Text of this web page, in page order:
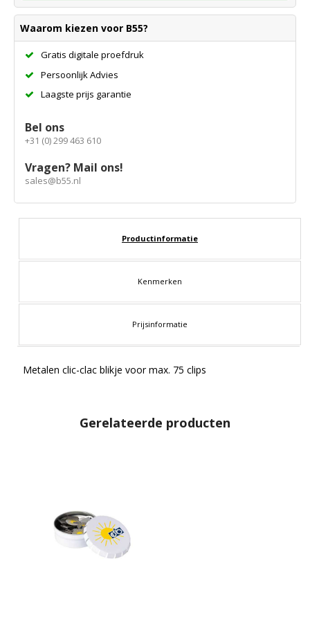
Waarom kiezen voor B55?
Gratis digitale proefdruk
Persoonlijk Advies
Laagste prijs garantie
Bel ons
+31 (0) 299 463 610
Vragen? Mail ons!
sales@b55.nl
Productinformatie
Kenmerken
Prijsinformatie
Metalen clic-clac blikje voor max. 75 clips
Gerelateerde producten